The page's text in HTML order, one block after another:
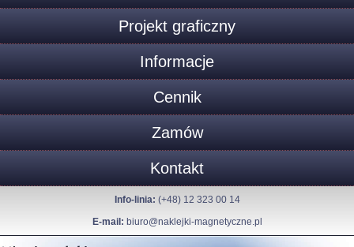
Projekt graficzny
Informacje
Cennik
Zamów
Kontakt
Info-linia: (+48) 12 323 00 14
E-mail: biuro@naklejki-magnetyczne.pl